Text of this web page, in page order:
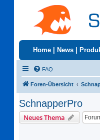
Home News
FAQ
Foren-Übersicht
SchnapperPro
Neues Thema